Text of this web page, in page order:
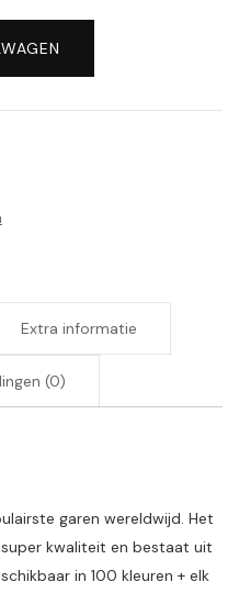
Extra informatie
(0)
garen wereldwijd. Het
kwaliteit en bestaat uit
in 100 kleuren + elk